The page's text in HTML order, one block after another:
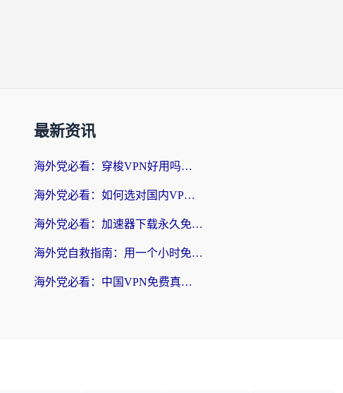
最新资讯
海外党必看：穿梭VPN好用吗？和云帆VPN对比哪个回国效果更好？附真实测评+避坑指南
海外党必看：如何选对国内VPN，实现无缝访问国内资源？
海外党必看：加速器下载永久免费版真的存在吗？教你无缝访问国内资源的正确姿势
海外党自救指南：用一个小时免费加速器，轻松打破国内资源访问壁垒？
海外党必看：中国VPN免费真的靠谱吗？手把手教你选对回国加速器